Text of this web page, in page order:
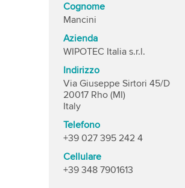
Cognome
Mancini
Azienda
WIPOTEC Italia s.r.l.
Indirizzo
Via Giuseppe Sirtori 45/D
20017 Rho (MI)
Italy
Telefono
+39 027 395 242 4
Cellulare
+39 348 7901613